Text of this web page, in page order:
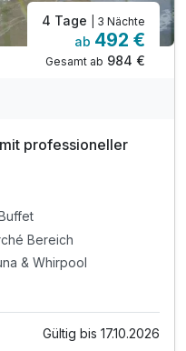
4 Tage | 3 Nächte
ab 492 €
Gesamt ab 984 €
professioneller
Bereich
& Whirpool
Gültig bis 17.10.2026